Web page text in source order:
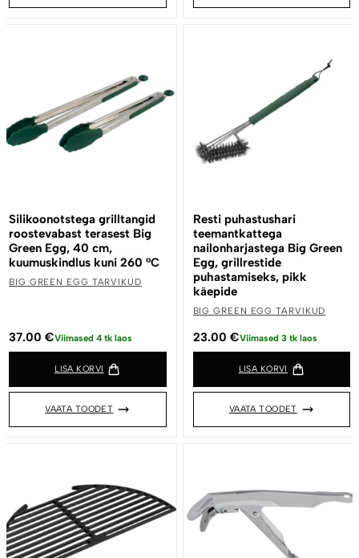
Silikoonotstega grilltangid
roostevabast terasest Big
Green Egg, 40 cm,
kuumuskindlus kuni 260 °C
BIG GREEN EGG TARVIKUD
37.00 €Viimased 4 tk laos
LISA KORVI
VAATA TOODET
Resti puhastushari
teemantkattega
nailonharjastega Big Green
Egg, grillrestide
puhastamiseks, pikk
käepide
BIG GREEN EGG TARVIKUD
23.00 €Viimased 3 tk laos
LISA KORVI
VAATA TOODET